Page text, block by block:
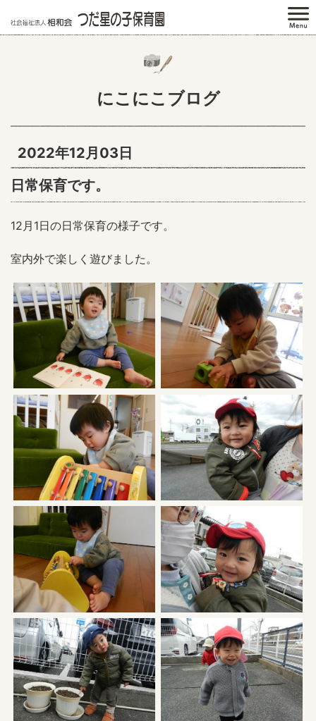
にこにこブログ
2022年12月03日
日常保育です。
12月1日の日常保育の様子です。
室内外で楽しく遊びました。